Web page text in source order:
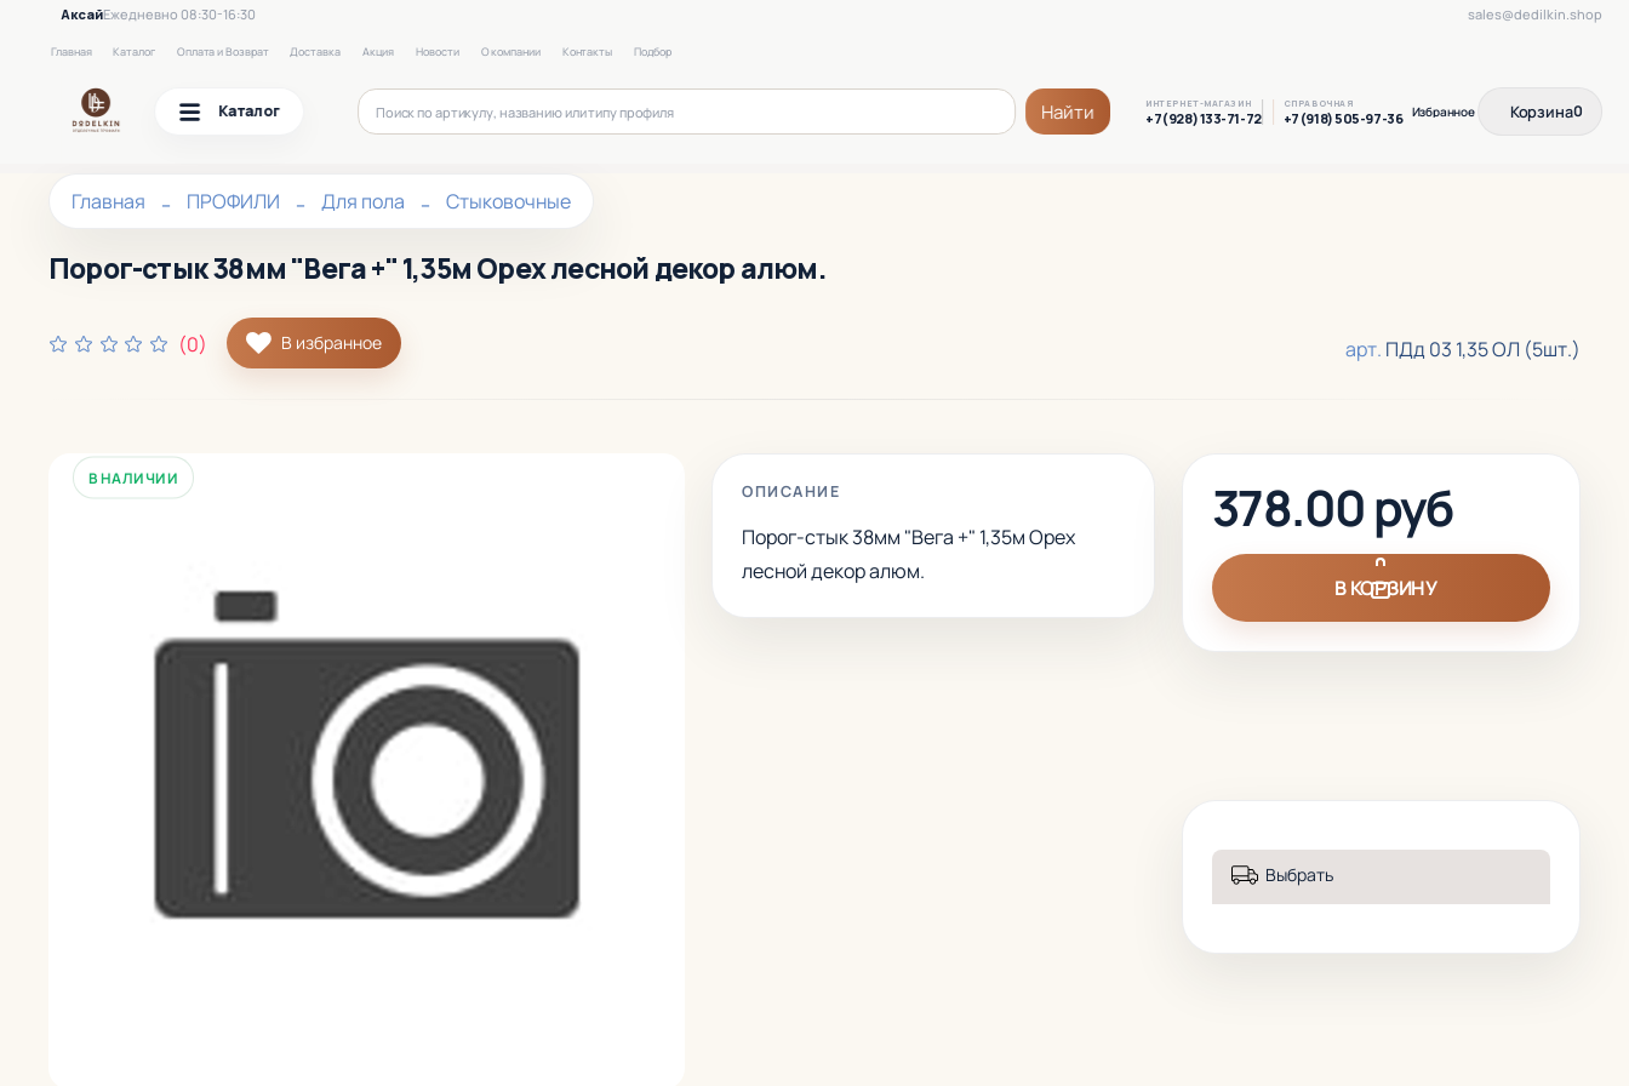
АксайЕжедневно 08:30-16:30
Главная Каталог Оплата и Возврат Доставка Акция Новости О компании Контакты Подбор
sales@dedilkin.shop
Каталог Найти ИНТЕРНЕТ-МАГАЗИН
+7(928) 133-71-72
СПРАВОЧНАЯ
+7(918) 505-97-36 Корзина0
Главная ПРОФИЛИ Для пола Стыковочные
Порог-стык 38мм "Вега +" 1,35м Орех лесной декор алюм.
(0) В избранное арт. ПДд 03 1,35 ОЛ (5шт.)
В НАЛИЧИИ
ОПИСАНИЕ
Порог-стык 38мм "Вега +" 1,35м Орех
лесной декор алюм.
378.00 руб
В КОРЗИНУ
Выбрать